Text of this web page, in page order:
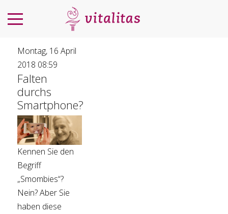
Montag, 16 April
2018 08:59
Falten
durchs
Smartphone?
Kennen Sie den
Begriff
„Smombies“?
Nein? Aber Sie
haben diese